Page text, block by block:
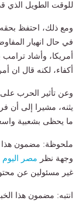
للوقت الطويل الذي قد
ومع ذلك، احتفظ بحقه
في حال انهيار
أمريكا، وأشاد
أكفاء، لكنه قال ان
وعن تأثير الحرب على
يثنه، مشيرا إلى أن
ما يحظى بشعبية
ملحوظة: مضمون هذا
وجهة نظر مصر اليوم
غير مسئولين عن
انتبه: مضمون هذا